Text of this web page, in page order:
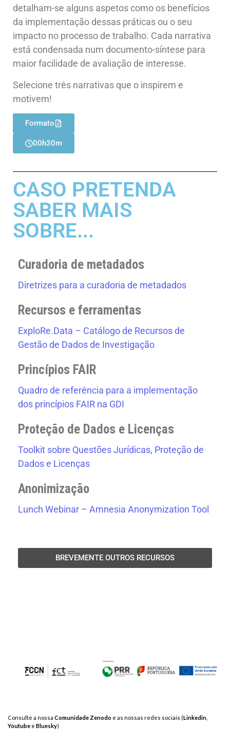
detalham-se alguns aspetos como os benefícios
da implementação dessas práticas ou o seu
impacto no processo de trabalho. Cada narrativa
está condensada num documento-síntese para
maior facilidade de avaliação de interesse.
Selecione três narrativas que o inspirem e
motivem!
Formato
00h30m
CASO PRETENDA
SABER MAIS
SOBRE...
Curadoria de metadados
Diretrizes para a curadoria de metadados
Recursos e ferramentas
ExploRe.Data – Catálogo de Recursos de
Gestão de Dados de Investigação
Princípios FAIR
Quadro de referência para a implementação
dos princípios FAIR na GDI
Proteção de Dados e Licenças
Toolkit sobre Questões Jurídicas, Proteção de
Dados e Licenças
Anonimização
Lunch Webinar – Amnesia Anonymization Tool
BREVEMENTE OUTROS RECURSOS
Consulte a nossa Comunidade Zenodo e as nossas redes sociais (Linkedin
Youtube e Bluesky)